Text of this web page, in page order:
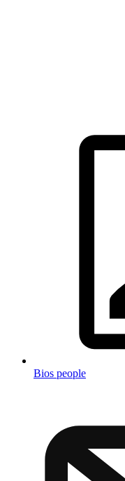
Bios people